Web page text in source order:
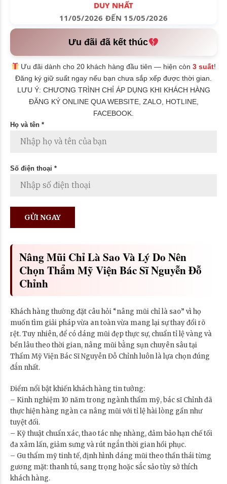
DUY NHẤT
11/05/2026 ĐẾN 15/05/2026
Ưu đãi đã kết thúc
Ưu đãi dành cho 20 khách hàng đầu tiên — hiện còn3 suất!
Đăng ký giữ suất ngay nếu bạn chưa sắp xếp được thời gian.
LƯU Ý: CHƯƠNG TRÌNH CHỈ ÁP DỤNG KHI KHÁCH HÀNG
ĐĂNG KÝ ONLINE QUA WEBSITE, ZALO, HOTLINE,
FACEBOOK.
Họ và tên *
Số điện thoại *
Nâng Mũi Chỉ Là Sao Và Lý Do Nên
Chọn Thẩm Mỹ Viện Bác Sĩ Nguyễn Đỗ
Chỉnh
Khách hàng thường đặt câu hỏi “nâng mũi chỉ là sao” vì họ
muốn tìm giải pháp vừa an toàn vừa mang lại sự thay đổi rõ
rệt. Tuy nhiên, để có dáng mũi đẹp thực sự, chuẩn tỉ lệ vàng và
bền lâu theo thời gian, nâng mũi bằng sụn chuyên sâu tại
Thẩm Mỹ Viện Bác Sĩ Nguyễn Đỗ Chỉnh luôn là lựa chọn đúng
đắn nhất.
Điểm nổi bật khiến khách hàng tin tưởng:
– Kinh nghiệm 10 năm trong ngành thẩm mỹ, bác sĩ Chỉnh đã
thực hiện hàng ngàn ca nâng mũi với tỉ lệ hài lòng gần như
tuyệt đối.
– Kỹ thuật chuẩn xác, thao tác nhẹ nhàng, đảm bảo hạn chế tối
đa xâm lấn, giảm sưng và rút ngắn thời gian hồi phục.
– Gu thẩm mỹ tinh tế, định hình dáng mũi theo thần thái từng
gương mặt: thanh tú, sang trọng hoặc sắc sảo tùy sở thích
khách hàng.